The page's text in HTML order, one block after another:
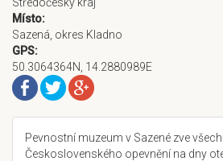
Místo:
Sazená, okres Kladno
GPS:
50.3064364N, 14.2880989E
Pevnostní muzeum v Sazené zve
Československého opevnění na dny